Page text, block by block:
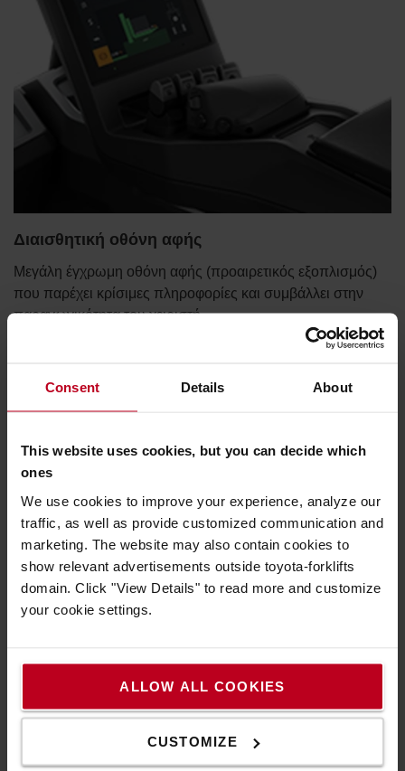
Consent Details About
This website uses cookies, but you can decide which
ones
We use cookies to improve your experience, analyze our
traffic, as well as provide customized communication and
marketing. The website may also contain cookies to
show relevant advertisements outside toyota-forklifts
domain. Click "View Details" to read more and customize
your cookie settings.
ALLOW ALL COOKIES
CUSTOMIZE
Διαισθητική οθόνη αφής
Μεγάλη έγχρωμη οθόνη αφής (προαιρετικός εξοπλισμός)
που παρέχει κρίσιμες πληροφορίες και συμβάλλει στην
παραγωγικότητα του χειριστή.
Έξυπνα πακέτα ενέργειας με μπαταρίες ιόντων
λιθίου
Τα έξυπνα ενεργειακά πακέτα βασισμένα σε λύσεις